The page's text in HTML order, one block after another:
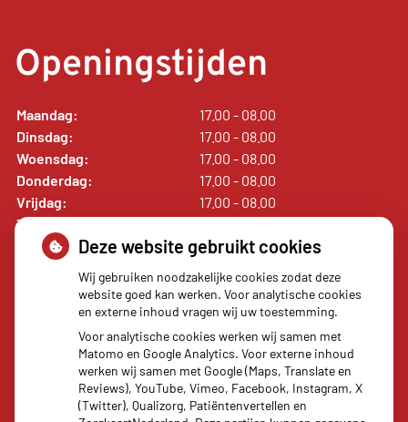
Openingstijden
Maandag:
17.00 - 08.00
Dinsdag:
17.00 - 08.00
Woensdag:
17.00 - 08.00
Donderdag:
17.00 - 08.00
Vrijdag:
17.00 - 08.00
Zaterdag:
Zondag:
00.00 - 00.00
Uw apotheker
Deze website gebruikt cookies
Wij gebruiken noodzakelijke cookies zodat deze
website goed kan werken. Voor analytische cookies
en externe inhoud vragen wij uw toestemming.
Voor analytische cookies werken wij samen met
Matomo en Google Analytics. Voor externe inhoud
werken wij samen met Google (Maps, Translate en
Reviews), YouTube, Vimeo, Facebook, Instagram, X
(Twitter), Qualizorg, Patiëntenvertellen en